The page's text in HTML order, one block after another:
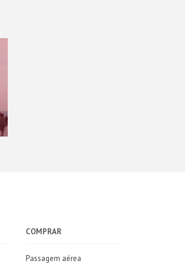
COMPRAR
Passagem aérea